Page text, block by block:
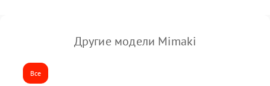
Другие модели Mimaki
Все